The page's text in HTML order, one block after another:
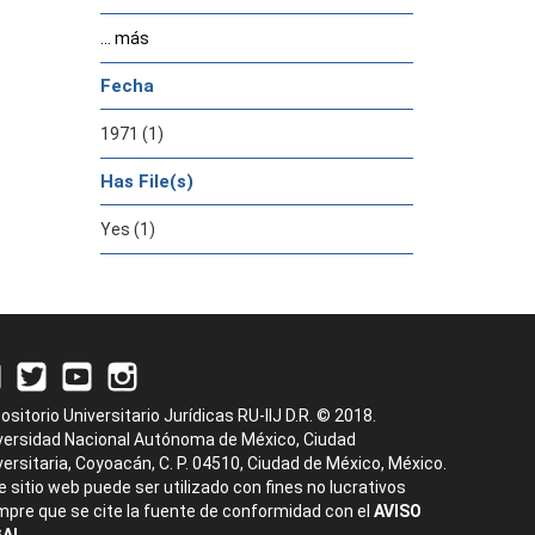
... más
Fecha
1971 (1)
Has File(s)
Yes (1)
Universitario Jurídicas RU-IIJ D.R. © 2018.
Nacional Autónoma de México, Ciudad
Coyoacán, C. P. 04510, Ciudad de México, México.
sitio web puede ser utilizado con fines no lucrativos
que se cite la fuente de conformidad con el AVISO